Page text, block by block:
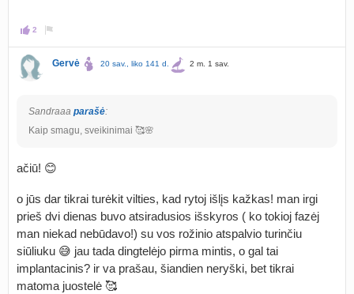
2
Gervė 20 sav., liko 141 d. 2 m. 1 sav.
Sandraaa parašė:
Kaip smagu, sveikinimai 🥰🌸
ačiū! 😊
o jūs dar tikrai turėkit vilties, kad rytoj išlįs kažkas! man irgi
prieš dvi dienas buvo atsiradusios išskyros ( ko tokioj fazėj
man niekad nebūdavo!) su vos rožinio atspalvio turinčiu
siūliuku 😅 jau tada dingtelėjo pirma mintis, o gal tai
implantacinis? ir va prašau, šiandien neryški, bet tikrai
matoma juostelė 🥰